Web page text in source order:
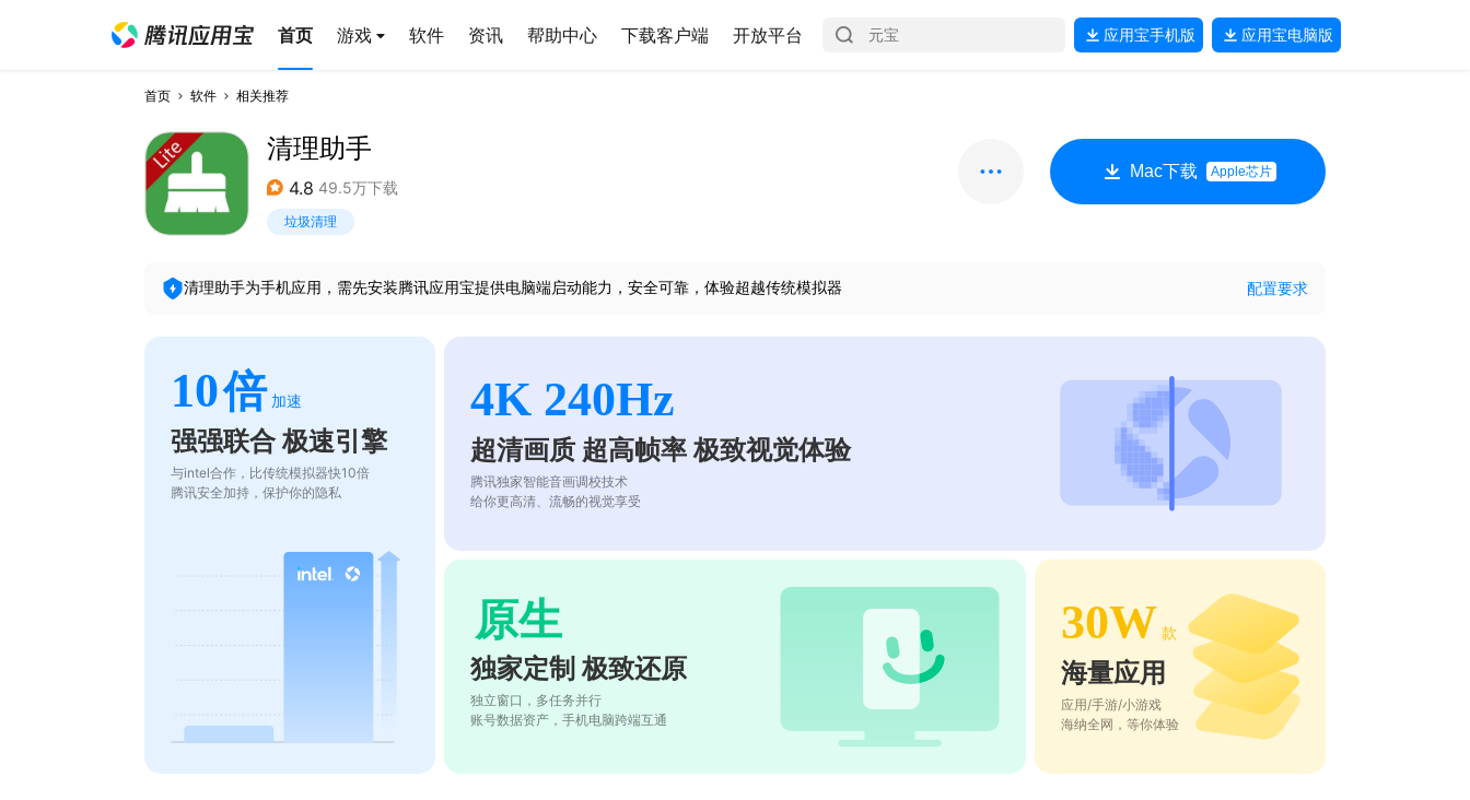
首页 游戏 软件 资讯 帮助中心 下载客户端 开放平台 应用宝手机版 应用宝电脑版
首页 软件 相关推荐
清理助手
4.8 49.5万下载
垃圾清理
Mac下载 Apple芯片
清理助手为手机应用，需先安装腾讯应用宝提供电脑端启动能力，安全可靠，体验超越传统模拟器 配置要求
10倍 加速
强强联合 极速引擎
与intel合作，比传统模拟器快10倍
腾讯安全加持，保护你的隐私
4K 240Hz
超清画质 超高帧率 极致视觉体验
腾讯独家智能音画调校技术
给你更高清、流畅的视觉享受
原生
独家定制 极致还原
独立窗口，多任务并行
账号数据资产，手机电脑跨端互通
30W 款
海量应用
应用/手游/小游戏
海纳全网，等你体验